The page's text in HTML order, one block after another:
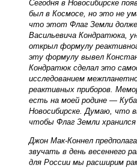
Сегодня в Новосибирске
был в Космосе, но это не
что этот Флаг Земли
Васильевича Кондратюка,
открыл формулу
эту формулу вывел
Кондратюк сделал это
исследованием
реактивных приборов.
есть на моей родине —
Новосибирске. Думаю, что
чтобы Флаг Земли
Джон Мак-Коннел
звучать в день весеннего
для России мы расширим